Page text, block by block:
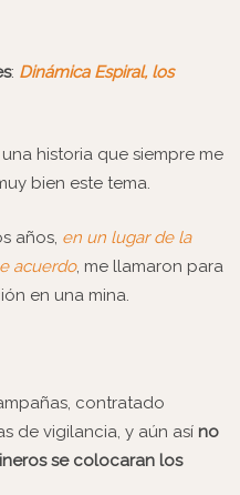
: Dinámica Espiral, los
historia que siempre me
bien este tema.
años, en un lugar de la
acuerdo, me llamaron para
en una mina.
contratado
de vigilancia, y aún así no
se colocaran los